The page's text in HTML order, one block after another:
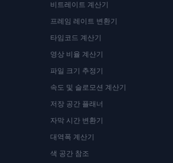
비트레이트 계산기
프레임 레이트 변환기
타임코드 계산기
영상 비율 계산기
파일 크기 추정기
속도 및 슬로모션 계산기
저장 공간 플래너
자막 시간 변환기
대역폭 계산기
색 공간 참조